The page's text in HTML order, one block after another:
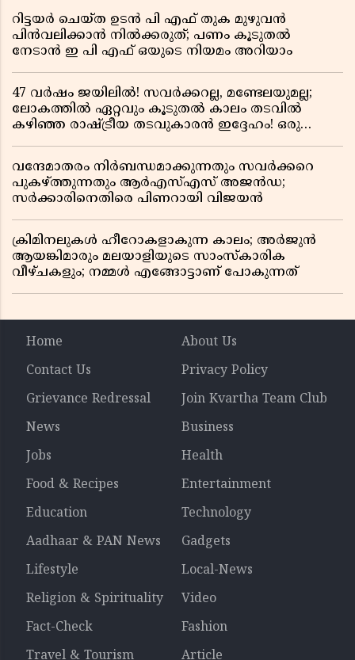
റിട്ടയർ ചെയ്ത ഉടൻ പി എഫ് തുക മുഴുവൻ
പിൻവലിക്കാൻ നിൽക്കരുത്; പണം കൂടുതൽ
നേടാൻ ഇ പി എഫ് ഒയുടെ നിയമം അറിയാം
47 വർഷം ജയിലിൽ! സവർക്കറല്ല, മണ്ടേലയുമല്ല;
ലോകത്തിൽ ഏറ്റവും കൂടുതൽ കാലം തടവിൽ
കഴിഞ്ഞ രാഷ്ട്രീയ തടവുകാരൻ ഇദ്ദേഹം! ഒരു
വന്ദേമാതരം നിർബന്ധമാക്കുന്നതും സവർക്കറെ
പുകഴ്ത്തുന്നതും ആർഎസ്എസ് അജൻഡ;
സർക്കാരിനെതിരെ പിണറായി വിജയൻ
ക്രിമിനലുകൾ ഹീറോകളാകുന്ന കാലം; അർജുൻ
ആയങ്കിമാരും മലയാളിയുടെ സാംസ്കാരിക
വീഴ്ചകളും; നമ്മൾ എങ്ങോട്ടാണ് പോകുന്നത്
Home
About Us
Contact Us
Privacy Policy
Grievance Redressal
Join Kvartha Team Club
News
Business
Jobs
Health
Food & Recipes
Entertainment
Education
Technology
Aadhaar & PAN News
Gadgets
Lifestyle
Local-News
Religion & Spirituality
Video
Fact-Check
Fashion
Travel & Tourism
Article